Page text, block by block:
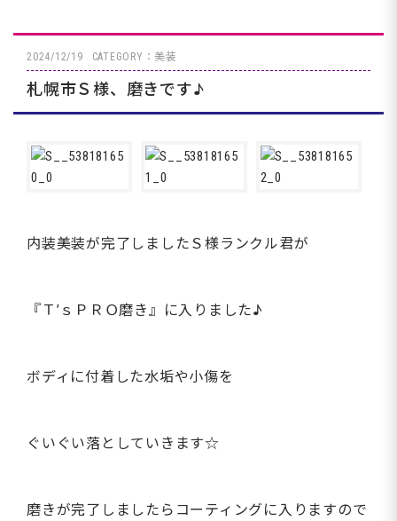
2024/12/19 CATEGORY：美装
札幌市Ｓ様、磨きです♪
内装美装が完了しましたＳ様ランクル君が
『Ｔ’ｓＰＲＯ磨き』に入りました♪
ボディに付着した水垢や小傷を
ぐいぐい落としていきます☆
磨きが完了しましたらコーティングに入りますので